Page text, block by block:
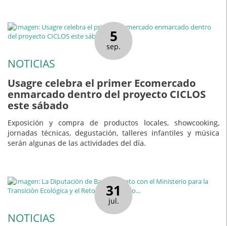
5
sep.
NOTICIAS
Usagre celebra el primer Ecomercado
enmarcado dentro del proyecto CICLOS
este sábado
Exposición y compra de productos locales, showcooking,
jornadas técnicas, degustación, talleres infantiles y música
serán algunas de las actividades del día.
31
jul.
NOTICIAS